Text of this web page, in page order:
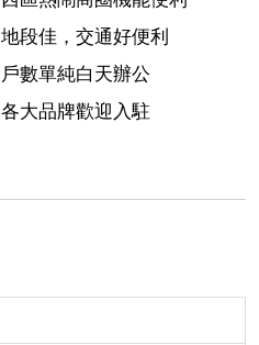
地段佳，交通好便利
戶數單純白天辦公
各大品牌歡迎入駐